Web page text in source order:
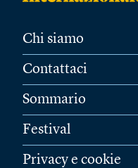
Chi siamo
Contattaci
Sommario
Festival
Privacy e cookie